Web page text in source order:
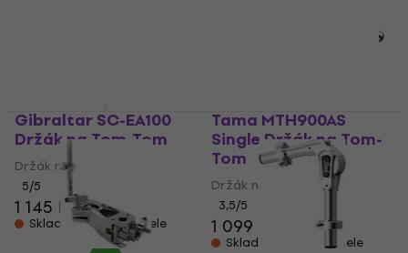
Gibraltar SC-EA100
Držák na Tom-Tom
Držák na Tom-Tom
5/5
1 145 Kč
Skladem u dodavatele
Tama MTH900AS
Single Držák na Tom-
Tom
Držák na Tom-Tom
3,5/5
1 099 Kč
Skladem u dodavatele